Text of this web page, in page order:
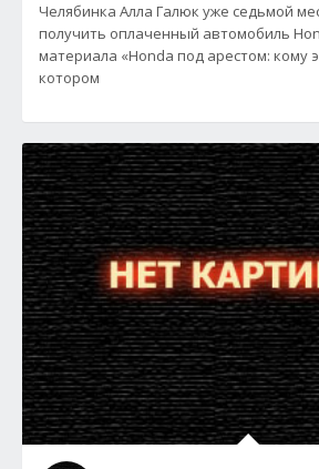
Челябинка Алла Галюк уже седьмой
получить оплаченный автомобиль
материала «Honda под арестом: кому
котором